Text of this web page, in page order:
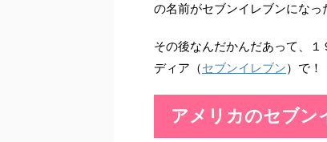
の名前がセブンイレブンになっ
その後なんだかんだあって、
ディア（セブンイレブン）で！
アメリカのセブン